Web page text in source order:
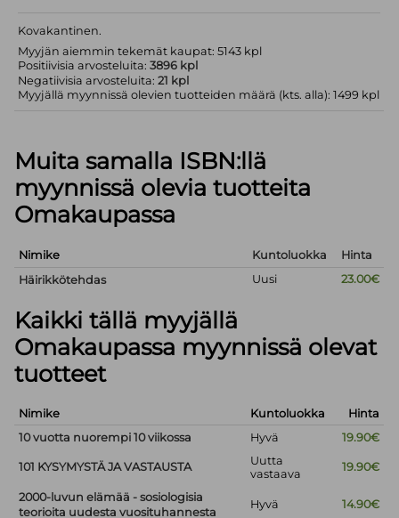
Kovakantinen.
Myyjän aiemmin tekemät kaupat: 5143 kpl
Positiivisia arvosteluita:3896 kpl
Negatiivisia arvosteluita:21 kpl
Myyjällä myynnissä olevien tuotteiden määrä (kts. alla): 1499 kpl
Muita samalla ISBN:llä
myynnissä olevia tuotteita
Omakaupassa
Nimike Kuntoluokka
Hinta
Häirikkötehdas
Uusi 23.00€
Kaikki tällä myyjällä
Omakaupassa myynnissä olevat
tuotteet
Nimike Kuntoluokka
Hinta
10 vuotta nuorempi 10 viikossa
Hyvä 19.90€
101 KYSYMYSTÄ JA VASTAUSTA
Uutta
vastaava
19.90€
2000-luvun elämää - sosiologisia
teorioita uudesta vuosituhannesta
Hyvä 14.90€